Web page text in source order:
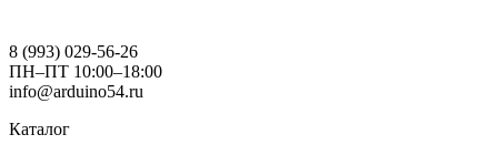
8 (993) 029-56-26
ПН–ПТ 10:00–18:00
info@arduino54.ru
Каталог